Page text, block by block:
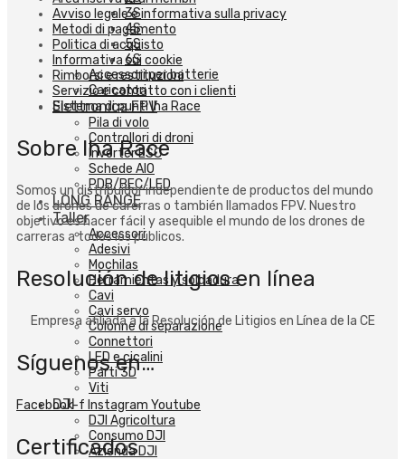
3S
4S
5S
6S
Accessori per batterie
Caricatori
Elettronica FPV
Pila di volo
Controllori di droni
Inverter ESC
Schede AIO
PDB/BEC/LED
LONG RANGE
Taller
Accessori
Adesivi
Mochilas
Herramientas y soldadura
Cavi
Cavi servo
Colonne di separazione
Connettori
LED e cicalini
Parti 3D
Viti
DJI
DJI Agricoltura
Consumo DJI
Azienda DJI
Avviso legale e informativa sulla privacy
Metodi di pagamento
Politica di acquisto
Informativa sui cookie
Rimborsi e restituzioni
Servizio e contatto con i clienti
Sistema di punti Iha Race
Sobre Iha Race
Somos un distribuidor independiente de productos del mundo
de los drones de carerras o también llamados FPV. Nuestro
objetivo es hacer fácil y asequible el mundo de los drones de
carreras a todos los públicos.
Resolución de litigios en línea
Empresa afiliada a la Resolución de Litigios en Línea de la CE
Síguenos en…
Facebook-f Instagram Youtube
Certificados